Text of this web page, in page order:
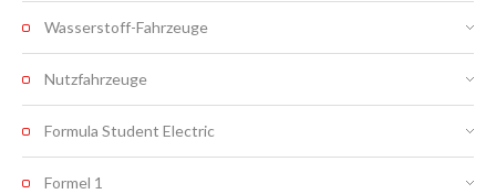
Wasserstoff-Fahrzeuge
Nutzfahrzeuge
Formula Student Electric
Formel 1